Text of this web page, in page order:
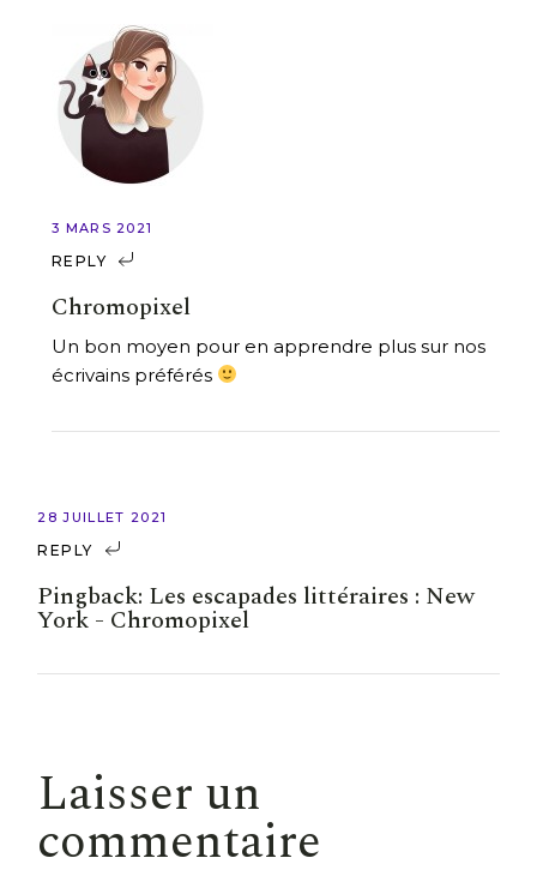
3 MARS 2021
REPLY
Chromopixel
Un bon moyen pour en apprendre plus sur nos
écrivains préférés
28 JUILLET 2021
REPLY
Pingback: Les escapades littéraires : New
York - Chromopixel
Laisser un
commentaire